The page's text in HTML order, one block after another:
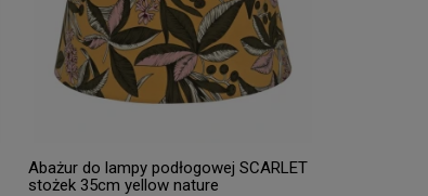
Abażur do lampy podłogowej SCARLET
stożek 35cm yellow nature